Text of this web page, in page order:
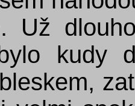
Už
kudy